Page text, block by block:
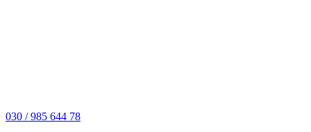
030 / 985 644 78